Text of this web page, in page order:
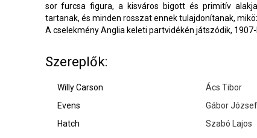
sor furcsa figura, a kisváros bigott és primitív
tartanak, és minden rosszat ennek tulajdonítanak,
A cselekmény Anglia keleti partvidékén játszódik, 1907-
Szereplők:
Willy Carson
Ács Tibor
Evens
Gábor József
Hatch
Szabó Lajos